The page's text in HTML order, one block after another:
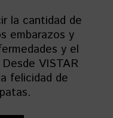
la cantidad de
embarazos y
y el
VISTAR
felicidad de